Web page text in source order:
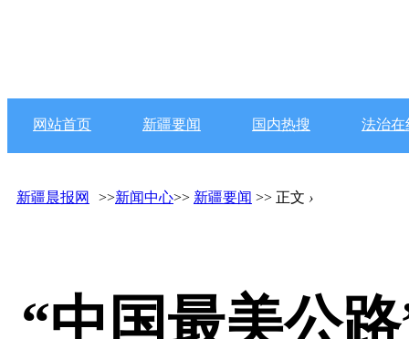
网站首页 新疆要闻 国内热搜 法治在
新疆晨报网 >>新闻中心>> 新疆要闻 >> 正文 ›
“中国最美公